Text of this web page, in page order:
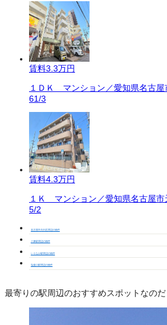
賃料3.3万円
１ＤＫ マンション／愛知県名古屋
61/3
賃料4.3万円
１Ｋ マンション／愛知県名古屋市
5/2
名古屋市天白区周辺の物件
八事駅周辺の物件
いりなか駅周辺の物件
塩釜口駅周辺の物件
最寄りの駅周辺のおすすめスポットなのだ